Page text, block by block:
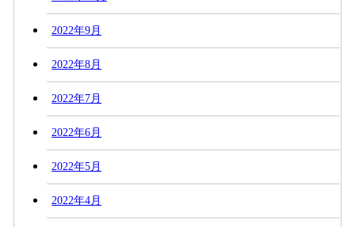
2022年9月
2022年8月
2022年7月
2022年6月
2022年5月
2022年4月